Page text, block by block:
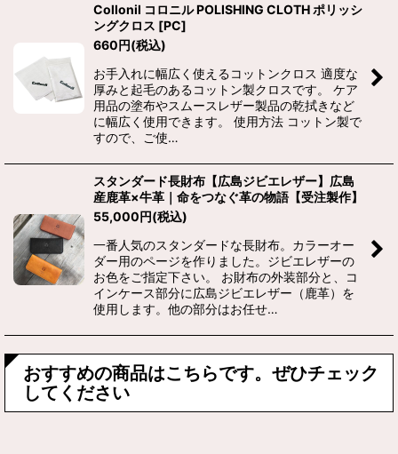
Collonil コロニル POLISHING CLOTH ポリッシ
ングクロス [PC]
660円(税込)
お手入れに幅広く使えるコットンクロス 適度な
厚みと起毛のあるコットン製クロスです。 ケア
用品の塗布やスムースレザー製品の乾拭きなど
に幅広く使用できます。 使用方法 コットン製で
すので、ご使…
スタンダード長財布【広島ジビエレザー】広島
産鹿革×牛革｜命をつなぐ革の物語【受注製作】
55,000円(税込)
一番人気のスタンダードな長財布。カラーオー
ダー用のページを作りました。ジビエレザーの
お色をご指定下さい。 お財布の外装部分と、コ
インケース部分に広島ジビエレザー（鹿革）を
使用します。他の部分はお任せ…
おすすめの商品はこちらです。ぜひチェック
してください